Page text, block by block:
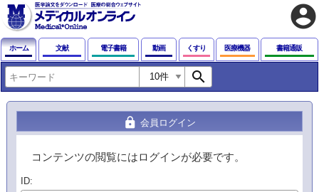
account_circle
ホーム 文献 電子書籍 動画 くすり 医療機器 書籍通販
search
lock 会員ログイン
コンテンツの閲覧にはログインが必要です。
ID